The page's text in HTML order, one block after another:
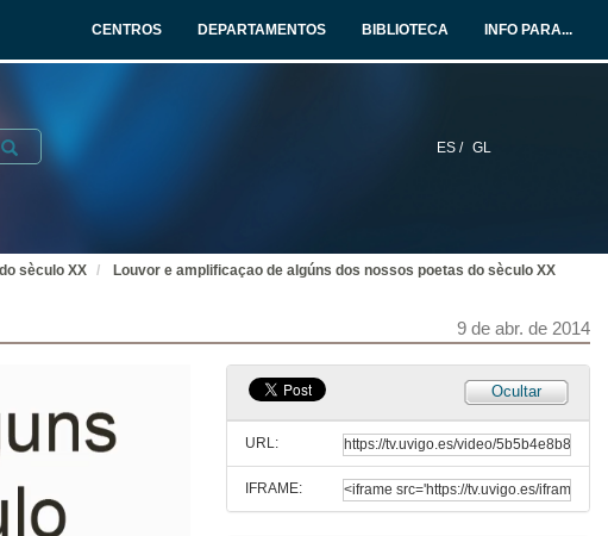
CENTROS DEPARTAMENTOS BIBLIOTECA INFO PARA...
ES / GL
Submit
sèculo XX Louvor e amplificaçao de algúns dos nossos poetas do sèculo XX
9 de abr. de 2014
Ocultar
URL:
IFRAME: